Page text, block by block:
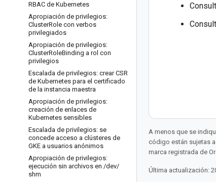
RBAC de Kubernetes
Apropiación de privilegios:
ClusterRole con verbos
privilegiados
Apropiación de privilegios:
ClusterRoleBinding a rol con
privilegios
Escalada de privilegios: crear CSR
de Kubernetes para el certificado
de la instancia maestra
Apropiación de privilegios:
creación de enlaces de
Kubernetes sensibles
Escalada de privilegios: se
concede acceso a clústeres de
GKE a usuarios anónimos
Apropiación de privilegios:
ejecución sin archivos en /dev/
shm
A menos que se
código están sujetas a
marca registrada de
Última actualización: